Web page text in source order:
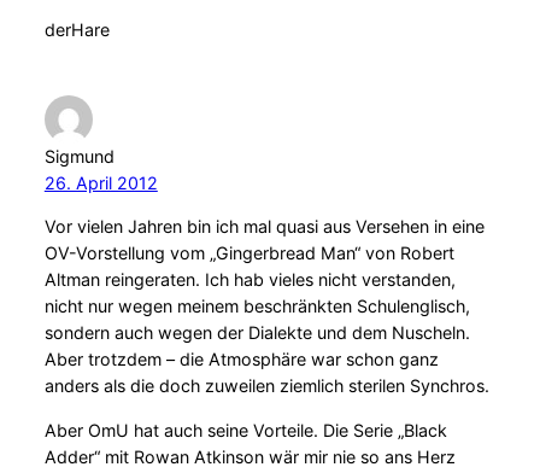
derHare
Sigmund
26. April 2012
Vor vielen Jahren bin ich mal quasi aus Versehen in eine
OV-Vorstellung vom „Gingerbread Man“ von Robert
Altman reingeraten. Ich hab vieles nicht verstanden,
nicht nur wegen meinem beschränkten Schulenglisch,
sondern auch wegen der Dialekte und dem Nuscheln.
Aber trotzdem – die Atmosphäre war schon ganz
anders als die doch zuweilen ziemlich sterilen Synchros.
Aber OmU hat auch seine Vorteile. Die Serie „Black
Adder“ mit Rowan Atkinson wär mir nie so ans Herz